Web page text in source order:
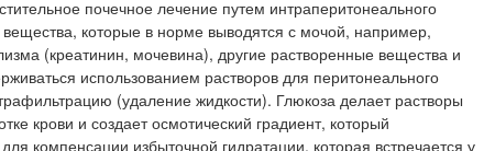
почечное лечение путем интраперитонеального
которые в норме выводятся с мочой, например,
(креатинин, мочевина), другие растворенные вещества и
использованием растворов для перитонеального
(удаление жидкости). Глюкоза делает растворы
крови и создает осмотический градиент, который
компенсации избыточной гидратации, которая встречается у